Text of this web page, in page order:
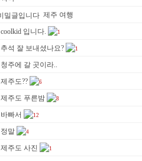
제주 여행
coolkid 입니다. 1
추석 잘 보내셨나요? 1
청주에 갈 곳이라..
제주도?? 6
제주도 푸른밤 8
바빠서 12
정말 4
제주도 사진 1